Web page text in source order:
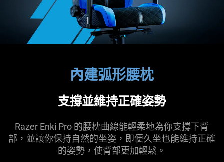
內建弧形腰枕
支撐並維持正確姿勢
Razer Enki Pro 的腰枕曲線能輕柔地為你支撐下背
部，並讓你保持自然的坐姿，即便久坐也能維持正確
的姿勢，使背部更加輕鬆。